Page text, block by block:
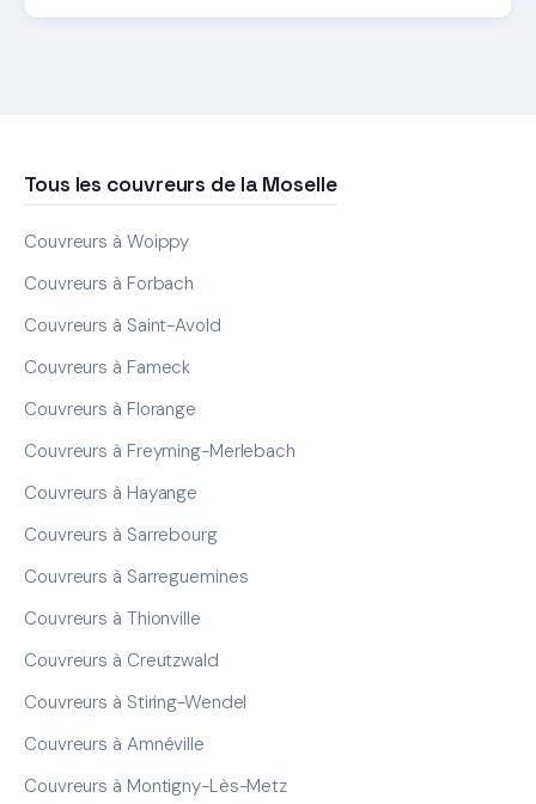
Tous les couvreurs de la Moselle
Couvreurs à Woippy
Couvreurs à Forbach
Couvreurs à Saint-Avold
Couvreurs à Fameck
Couvreurs à Florange
Couvreurs à Freyming-Merlebach
Couvreurs à Hayange
Couvreurs à Sarrebourg
Couvreurs à Sarreguemines
Couvreurs à Thionville
Couvreurs à Creutzwald
Couvreurs à Stiring-Wendel
Couvreurs à Amnéville
Couvreurs à Montigny-Lès-Metz